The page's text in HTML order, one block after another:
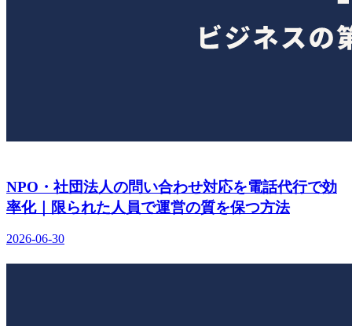
NPO・社団法人の問い合わせ対応を電話代行で効
率化｜限られた人員で運営の質を保つ方法
2026-06-30